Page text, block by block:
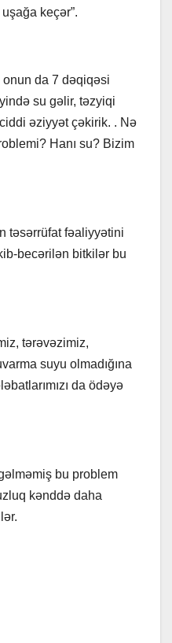
keçər”.
onun da 7 dəqiqəsi
su gəlir, təzyiqi
əziyyət çəkirik. . Nə
Hanı su? Bizim
təsərrüfat fəaliyyətini
becərilən bitkilər bu
tərəvəzimiz,
suyu olmadığına
da ödəyə
bu problem
kənddə daha